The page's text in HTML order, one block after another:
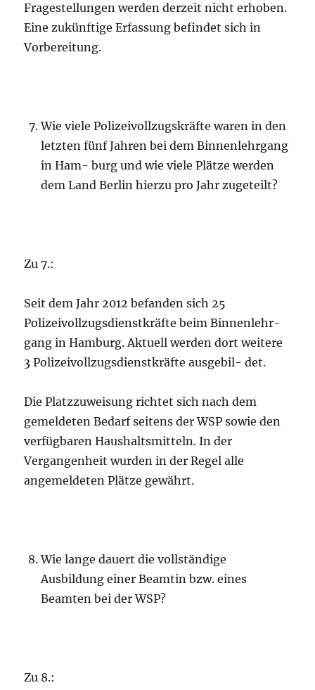
Fragestellungen werden derzeit nicht erhoben.
Eine zukünftige Erfassung befindet sich in
Vorbereitung.
Wie viele Polizeivollzugskräfte waren in den
letzten fünf Jahren bei dem Binnenlehrgang
in Ham- burg und wie viele Plätze werden
dem Land Berlin hierzu pro Jahr zugeteilt?
Zu 7.:
Seit dem Jahr 2012 befanden sich 25
Polizeivollzugsdienstkräfte beim Binnenlehr-
gang in Hamburg. Aktuell werden dort weitere
3 Polizeivollzugsdienstkräfte ausgebil- det.
Die Platzzuweisung richtet sich nach dem
gemeldeten Bedarf seitens der WSP sowie den
verfügbaren Haushaltsmitteln. In der
Vergangenheit wurden in der Regel alle
angemeldeten Plätze gewährt.
Wie lange dauert die vollständige
Ausbildung einer Beamtin bzw. eines
Beamten bei der WSP?
Zu 8.: